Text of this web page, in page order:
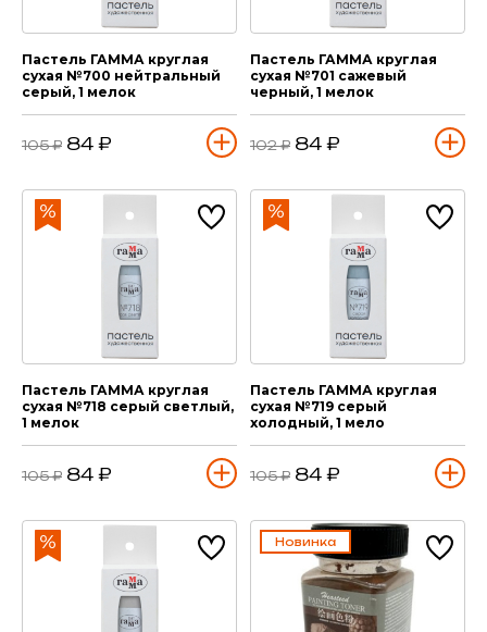
Пастель ГАММА круглая
сухая №700 нейтральный
серый, 1 мелок
105 ₽ 84 ₽
Пастель ГАММА круглая
сухая №701 сажевый
черный, 1 мелок
102 ₽ 84 ₽
Пастель ГАММА круглая
сухая №718 серый светлый,
1 мелок
105 ₽ 84 ₽
Пастель ГАММА круглая
сухая №719 серый
холодный, 1 мело
105 ₽ 84 ₽
Новинка